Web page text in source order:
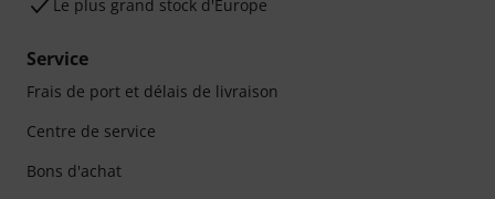
Le plus grand stock d'Europe
Service
Frais de port et délais de livraison
Centre de service
Bons d'achat